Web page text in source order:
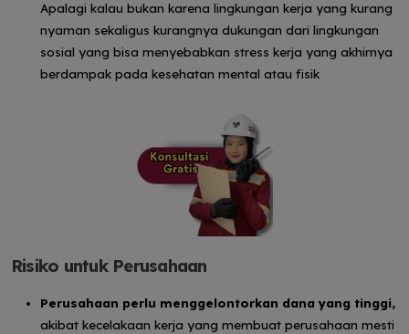
Apalagi kalau bukan karena lingkungan kerja yang kurang
nyaman sekaligus kurangnya dukungan dari lingkungan
sosial yang bisa menyebabkan stress kerja yang akhirnya
berdampak pada kesehatan mental atau fisik
Risiko untuk Perusahaan
Perusahaan perlu menggelontorkan dana yang tinggi,
akibat kecelakaan kerja yang membuat perusahaan mesti